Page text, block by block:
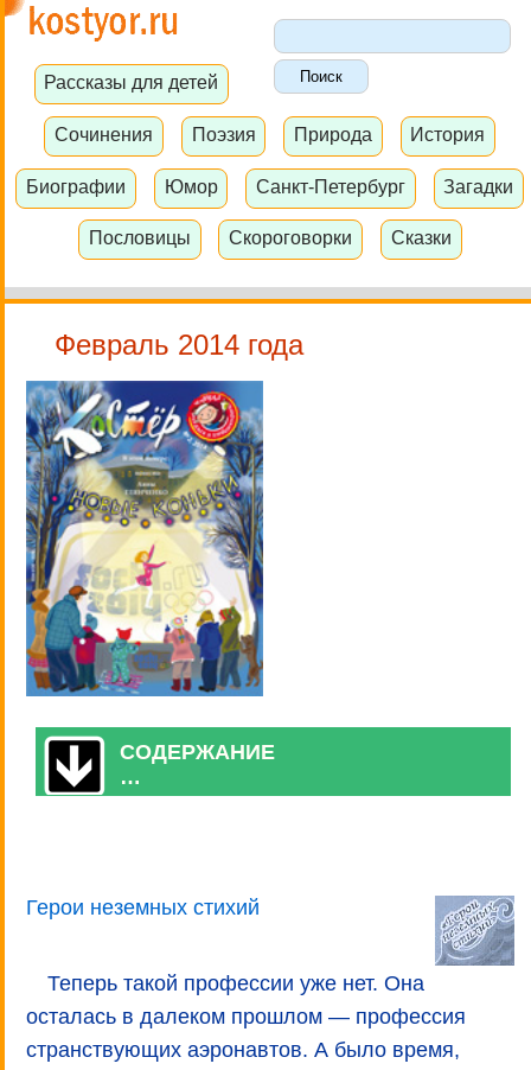
Рассказы для детей
Сочинения Поэзия Природа История
Биографии Юмор Санкт-Петербург Загадки
Пословицы Скороговорки Сказки
Февраль 2014 года
СОДЕРЖАНИЕ
…
Герои неземных стихий
Теперь такой профессии уже нет. Она
осталась в далеком прошлом — профессия
странствующих аэронавтов. А было время,